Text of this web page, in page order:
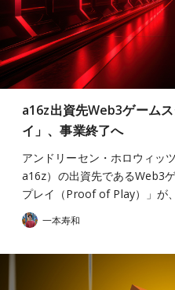
a16z出資先Web3ゲーム
イ」、事業終了へ
アンドリーセン・ホロウィッ
a16z）の出資先であるWeb3
プレイ（Proof of Play）」が
一本寿和